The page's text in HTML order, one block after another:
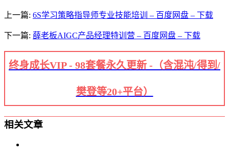
上一篇: 6S学习策略指导师专业技能培训 – 百度网盘 – 下载
下一篇: 薛老板AIGC产品经理特训营 – 百度网盘 – 下载
终身成长VIP - 98套餐永久更新 -（含混沌/得到/
樊登等20+平台）
相关文章